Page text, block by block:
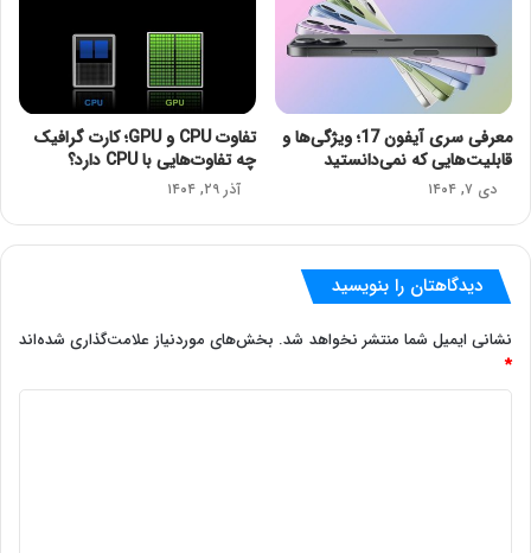
معرفی سری آیفون 17؛ ویژگی‌ها و
قابلیت‌هایی که نمی‌دانستید
دی ۷, ۱۴۰۴
تفاوت CPU و GPU؛ کارت گرافیک
چه تفاوت‌هایی با CPU دارد؟
آذر ۲۹, ۱۴۰۴
دیدگاهتان را بنویسید
نشانی ایمیل شما منتشر نخواهد شد. بخش‌های موردنیاز علامت‌گذاری شده‌اند
*